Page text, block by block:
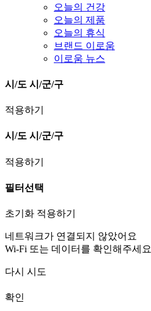
오늘의 건강
오늘의 제품
오늘의 휴식
브랜드 이로움
이로움 뉴스
시/도 시/군/구
적용하기
시/도 시/군/구
적용하기
필터선택
초기화 적용하기
네트워크가 연결되지 않았어요
Wi-Fi 또는 데이터를 확인해주세요
다시 시도
확인